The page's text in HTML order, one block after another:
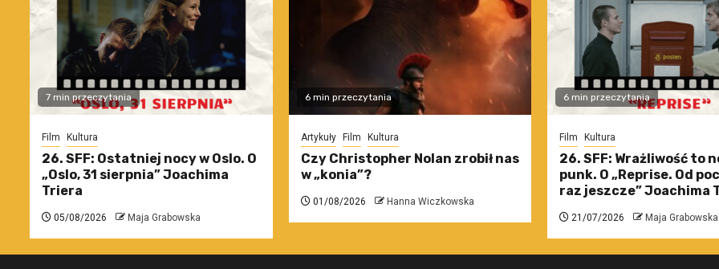
7 min przeczytania
Film Kultura
26. SFF: Ostatniej nocy w Oslo. O
„Oslo, 31 sierpnia” Joachima
Triera
05/08/2026 Maja Grabowska
6 min przeczytania
Artykuły Film Kultura
Czy Christopher Nolan zrobił nas
w „konia”?
01/08/2026 Hanna Wiczkowska
6 min przeczytania
Film Kultura
26. SFF: Wrażliwość to
punk. O „Reprise. Od
raz jeszcze” Joachima
21/07/2026 Maja Grabowska